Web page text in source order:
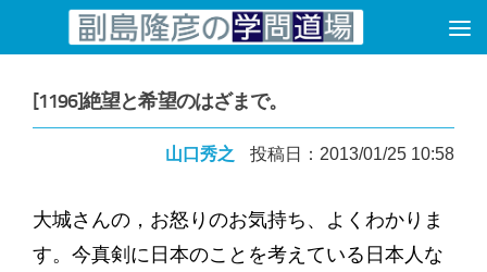
コンテンツへスキップ
[1196]絶望と希望のはざまで。
山口秀之 投稿日：2013/01/25 10:58
大城さんの，お怒りのお気持ち、よくわかりま
す。今真剣に日本のことを考えている日本人な